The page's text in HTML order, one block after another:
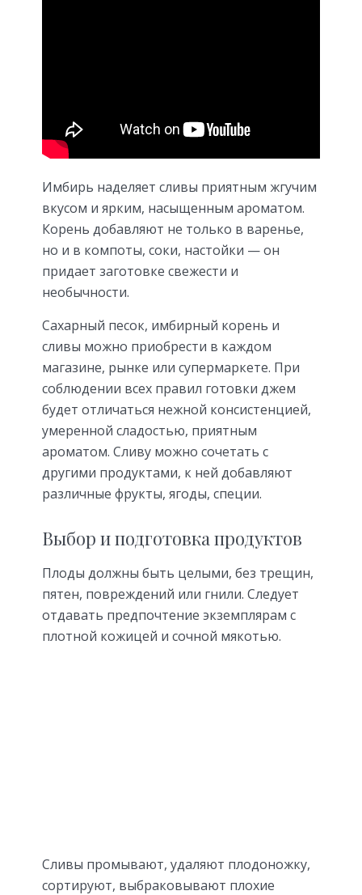
Имбирь наделяет сливы приятным жгучим
вкусом и ярким, насыщенным ароматом.
Корень добавляют не только в варенье,
но и в компоты, соки, настойки — он
придает заготовке свежести и
необычности.
Сахарный песок, имбирный корень и
сливы можно приобрести в каждом
магазине, рынке или супермаркете. При
соблюдении всех правил готовки джем
будет отличаться нежной консистенцией,
умеренной сладостью, приятным
ароматом. Сливу можно сочетать с
другими продуктами, к ней добавляют
различные фрукты, ягоды, специи.
Выбор и подготовка продуктов
Плоды должны быть целыми, без трещин,
пятен, повреждений или гнили. Следует
отдавать предпочтение экземплярам с
плотной кожицей и сочной мякотью.
Сливы промывают, удаляют плодоножку,
сортируют, выбраковывают плохие